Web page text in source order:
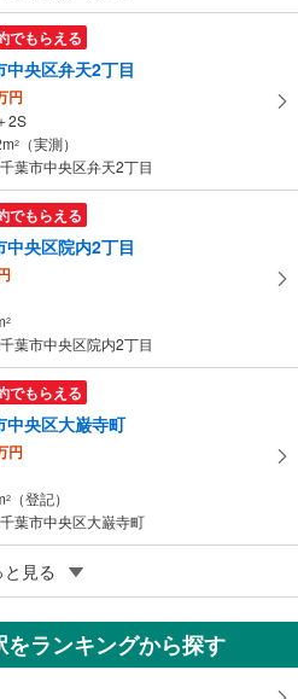
でもらえる
中央区弁天2丁目
円
2S
2
（実測）
葉市中央区弁天2丁目
でもらえる
中央区院内2丁目
2
葉市中央区院内2丁目
でもらえる
中央区大巌寺町
円
2
（登記）
葉市中央区大巌寺町
中央区赤井町
円
2 （登記）
葉市中央区赤井町
と見る
ランキングから探す